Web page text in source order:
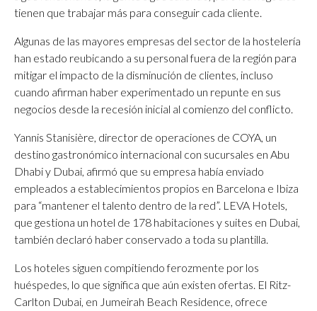
tienen que trabajar más para conseguir cada cliente.
Algunas de las mayores empresas del sector de la hostelería
han estado reubicando a su personal fuera de la región para
mitigar el impacto de la disminución de clientes, incluso
cuando afirman haber experimentado un repunte en sus
negocios desde la recesión inicial al comienzo del conflicto.
Yannis Stanisière, director de operaciones de COYA, un
destino gastronómico internacional con sucursales en Abu
Dhabi y Dubai, afirmó que su empresa había enviado
empleados a establecimientos propios en Barcelona e Ibiza
para “mantener el talento dentro de la red”. LEVA Hotels,
que gestiona un hotel de 178 habitaciones y suites en Dubai,
también declaró haber conservado a toda su plantilla.
Los hoteles siguen compitiendo ferozmente por los
huéspedes, lo que significa que aún existen ofertas. El Ritz-
Carlton Dubai, en Jumeirah Beach Residence, ofrece